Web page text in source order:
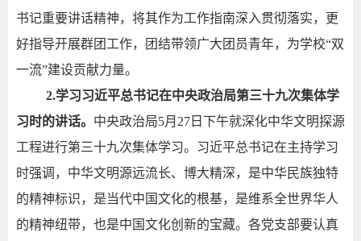
书记重要讲话精神，将其作为工作指南深入贯彻落实，更
好指导开展群团工作，团结带领广大团员青年，为学校“双
一流”建设贡献力量。
2.学习习近平总书记在中央政治局第三十九次集体学
习时的讲话。 中央政治局5月 27 日下午就深化中华文明探源
工程进行第三十九次集体学习。习近平总书记在主持学习
时强调，中华文明源远流长、博大精深，是中华民族独特
的精神标识，是当代中国文化的根基，是维系全世界华人
的精神纽带，也是中国文化创新的宝藏。各党支部要认真